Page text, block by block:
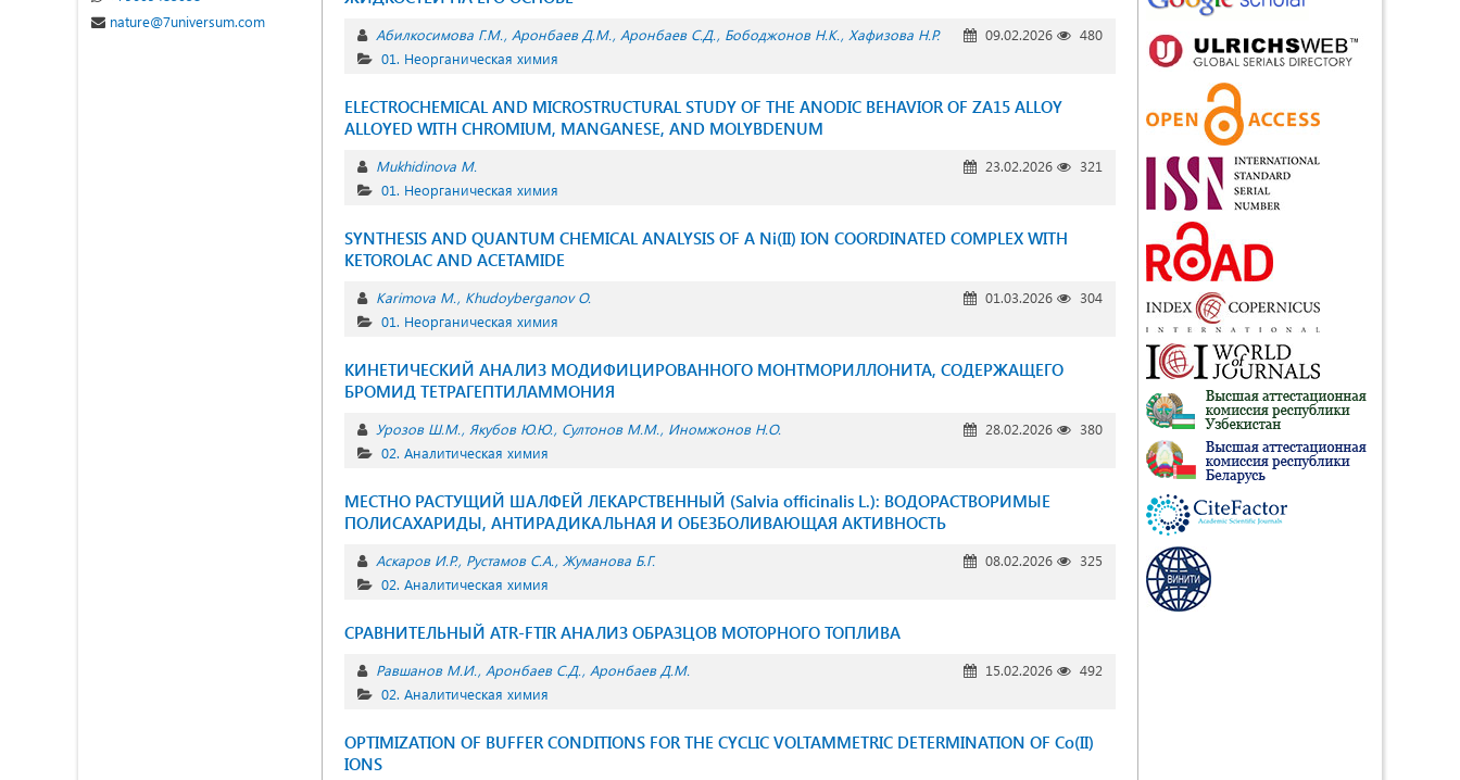
Абилкосимова Г.М. Аронбаев Д.М. Аронбаев С.Д. Бободжонов Н.К. Хафизова Н.Р. 09.02.2026
480
01. Неорганическая химия
ELECTROCHEMICAL AND MICROSTRUCTURAL STUDY OF THE ANODIC BEHAVIOR OF ZA15 ALLOY
ALLOYED WITH CHROMIUM, MANGANESE, AND MOLYBDENUM
Mukhidinova M. 23.02.2026
321
01. Неорганическая химия
SYNTHESIS AND QUANTUM CHEMICAL ANALYSIS OF A Ni(II) ION COORDINATED COMPLEX WITH
KETOROLAC AND ACETAMIDE
Karimova M. Khudoyberganov O. 01.03.2026
304
01. Неорганическая химия
КИНЕТИЧЕСКИЙ АНАЛИЗ МОДИФИЦИРОВАННОГО МОНТМОРИЛЛОНИТА, СОДЕРЖАЩЕГО
БРОМИД ТЕТРАГЕПТИЛАММОНИЯ
Урозов Ш.М. Якубов Ю.Ю. Султонов М.М. Иномжонов Н.О. 28.02.2026
380
02. Аналитическая химия
МЕСТНО РАСТУЩИЙ ШАЛФЕЙ ЛЕКАРСТВЕННЫЙ (Salvia officinalis L.): ВОДОРАСТВОРИМЫЕ
ПОЛИСАХАРИДЫ, АНТИРАДИКАЛЬНАЯ И ОБЕЗБОЛИВАЮЩАЯ АКТИВНОСТЬ
Аскаров И.Р. Рустамов С.А. Жуманова Б.Г. 08.02.2026
325
02. Аналитическая химия
СРАВНИТЕЛЬНЫЙ ATR-FTIR АНАЛИЗ ОБРАЗЦОВ МОТОРНОГО ТОПЛИВА
Равшанов М.И. Аронбаев С.Д. Аронбаев Д.М. 15.02.2026
492
02. Аналитическая химия
OPTIMIZATION OF BUFFER CONDITIONS FOR THE CYCLIC VOLTAMMETRIC DETERMINATION OF Co(II)
IONS
nature@7universum.com